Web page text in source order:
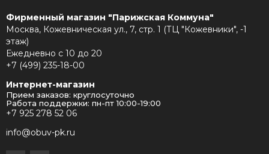
Фирменный магазин "Парижская Коммуна"
Москва, Кожевническая ул., 7, стр. 1 (ТЦ "Кожевники", -1
этаж)
Ежедневно с 10 до 20
+7 (499) 235-18-00
Интернет-магазин
Прием заказов: круглосуточно
Работа поддержки: пн-пт 10:00-19:00
+7 925 278 52 06
info@obuv-pk.ru